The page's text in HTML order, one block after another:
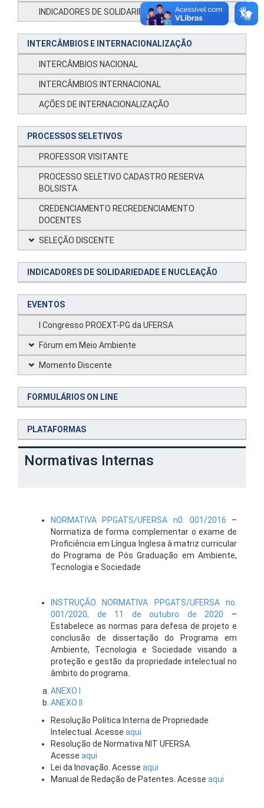
INDICADORES DE SOLIDARIEDADE E NUCLEAÇÃO
INTERCÂMBIOS E INTERNACIONALIZAÇÃO
INTERCÂMBIOS NACIONAL
INTERCÂMBIOS INTERNACIONAL
AÇÕES DE INTERNACIONALIZAÇÃO
PROCESSOS SELETIVOS
PROFESSOR VISITANTE
PROCESSO SELETIVO CADASTRO RESERVA
BOLSISTA
CREDENCIAMENTO RECREDENCIAMENTO
DOCENTES
SELEÇÃO DISCENTE
INDICADORES DE SOLIDARIEDADE E NUCLEAÇÃO
EVENTOS
I Congresso PROEXT-PG da UFERSA
Fórum em Meio Ambiente
Momento Discente
FORMULÁRIOS ON LINE
PLATAFORMAS
Normativas Internas
NORMATIVA PPGATS/UFERSA n0. 001/2016 –
Normatiza de forma complementar o exame de
Proficiência em Língua Inglesa à matriz curricular
do Programa de Pós Graduação em Ambiente,
Tecnologia e Sociedade
INSTRUÇÃO NORMATIVA PPGATS/UFERSA no.
001/2020, de 11 de outubro de 2020 –
Estabelece as normas para defesa de projeto e
conclusão de dissertação do Programa em
Ambiente, Tecnologia e Sociedade visando a
proteção e gestão da propriedade intelectual no
âmbito do programa..
ANEXO I
ANEXO II
Resolução Política Interna de Propriedade
Intelectual. Acesse aqui
Resolução de Normativa NIT UFERSA.
Acesse aqui
Lei da Inovação. Acesse aqui
Manual de Redação de Patentes. Acesse aqui